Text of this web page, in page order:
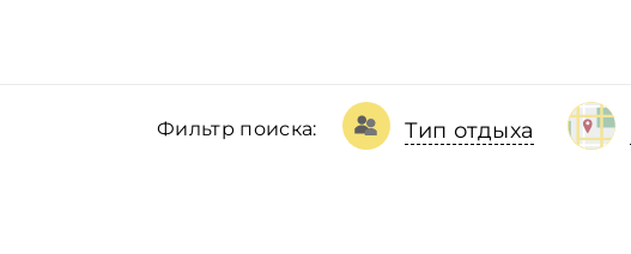
Фильтр поиска: Тип отдыха